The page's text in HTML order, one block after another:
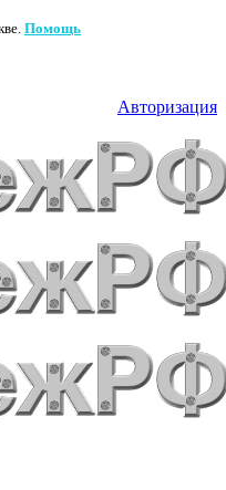
Помощь
Авторизация